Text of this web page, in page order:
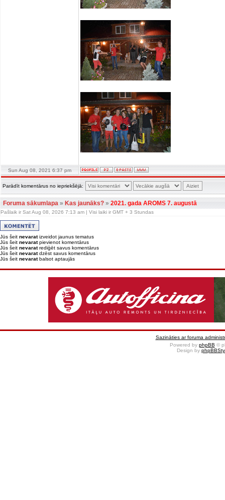
Sun Aug 08, 2021 6:37 pm
Parādīt komentārus no iepriekšējā:
Foruma sākumlapa»Kas jaunāks?»2021. gada AROMS 7. augustā
Pašlaik ir Sat Aug 08, 2026 7:13 am | Visi laiki ir GMT + 3 Stundas
Jūs šeit nevaratizveidot jaunus tematus
Jūs šeit nevaratpievienot komentārus
Jūs šeit nevaratrediģēt savus komentārus
Jūs šeit nevaratdzēst savus komentārus
Jūs šeit nevaratbalsot aptaujās
Sazināties ar foruma
Powered by phpBB ©
Design by